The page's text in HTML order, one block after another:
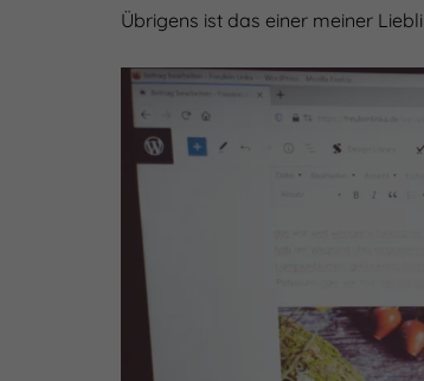
Übrigens ist das einer meiner